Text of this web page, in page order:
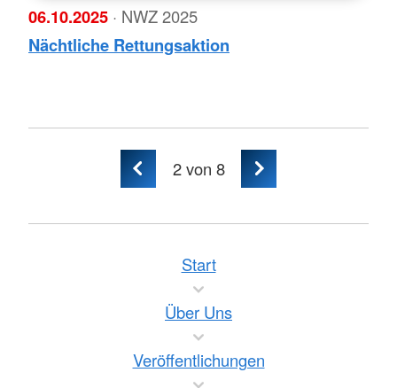
06.10.2025 · NWZ 2025
Nächtliche Rettungsaktion
2von 8
Start
Über Uns
Veröffentlichungen